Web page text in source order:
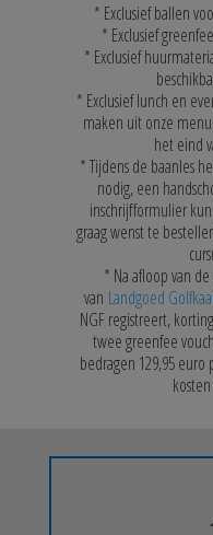
* Exclusief ballen
* Exclusief
* Exclusief
* Exclusief lunch en
maken uit onze
het eind
* Tijdens de baanles
nodig, een
inschrijfformulier
graag wenst te
* Na afloop van
van Landgoed
NGF registreert,
twee greenfee
bedragen 129,95